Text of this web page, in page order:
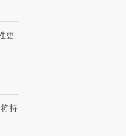
住三大增长引擎是什么？
更
持